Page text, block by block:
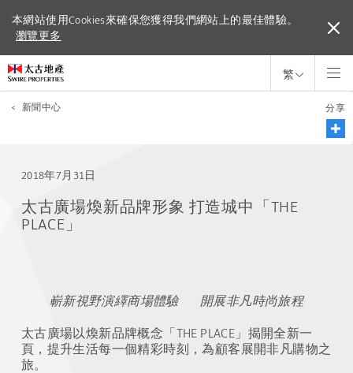
本網站使用Cookies來確保您獲得我們網站上的最佳體驗。
瀏覽更多
本網站使用Cookies來確保您獲得我們網站上的最佳體驗。
瀏覽更多
繁
< 新聞中心 分享
2018年7月31日
太古廣場煥新品牌形象 打造城中「THE
PLACE」
嶄新視野演繹商場體驗 開展非凡時尚旅程
太古廣場以煥新品牌概念「THE PLACE」揭開全新一
頁，提升生活每一個精彩時刻，為顧客展開非凡購物之
旅。